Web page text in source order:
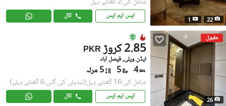
22
1 ایس ایم ایس کال
مقبول
26
PKR 2.85 کروڑ
ایڈن ویلی, فیصل آباد
4
5 5 مرلہ
شامل کی:16 گھنٹے پہل (تبدیلی کی گئی:6 گھنٹے پہلے)
ایس ایم ایس کال